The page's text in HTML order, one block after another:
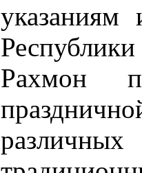
указаниям
Рахмон